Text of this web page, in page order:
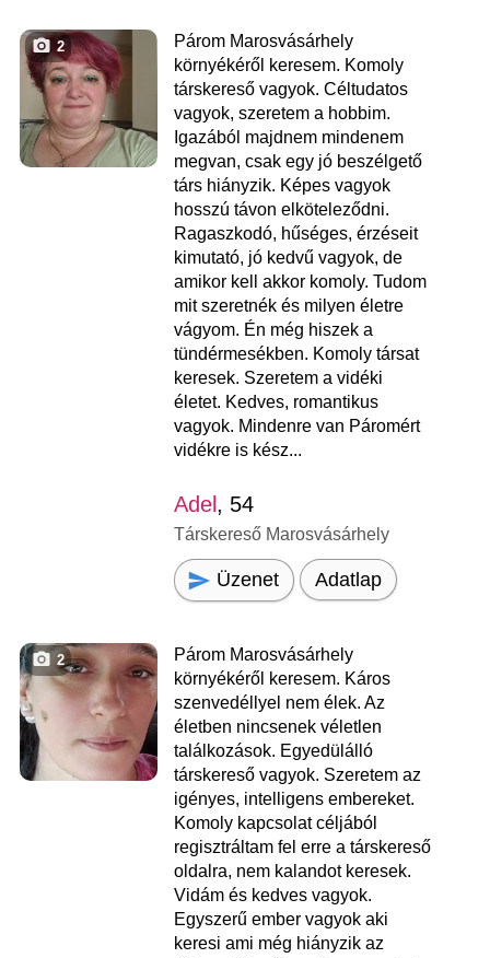
2
Párom Marosvásárhely
környékéről keresem. Komoly
társkereső vagyok. Céltudatos
vagyok, szeretem a hobbim.
Igazából majdnem mindenem
megvan, csak egy jó beszélgető
társ hiányzik. Képes vagyok
hosszú távon elköteleződni.
Ragaszkodó, hűséges, érzéseit
kimutató, jó kedvű vagyok, de
amikor kell akkor komoly. Tudom
mit szeretnék és milyen életre
vágyom. Én még hiszek a
tündérmesékben. Komoly társat
keresek. Szeretem a vidéki
életet. Kedves, romantikus
vagyok. Mindenre van Páromért
vidékre is kész...
Adel, 54
Társkereső Marosvásárhely
Üzenet Adatlap
2
Párom Marosvásárhely
környékéről keresem. Káros
szenvedéllyel nem élek. Az
életben nincsenek véletlen
találkozások. Egyedülálló
társkereső vagyok. Szeretem az
igényes, intelligens embereket.
Komoly kapcsolat céljából
regisztráltam fel erre a társkereső
oldalra, nem kalandot keresek.
Vidám és kedves vagyok.
Egyszerű ember vagyok aki
keresi ami még hiányzik az